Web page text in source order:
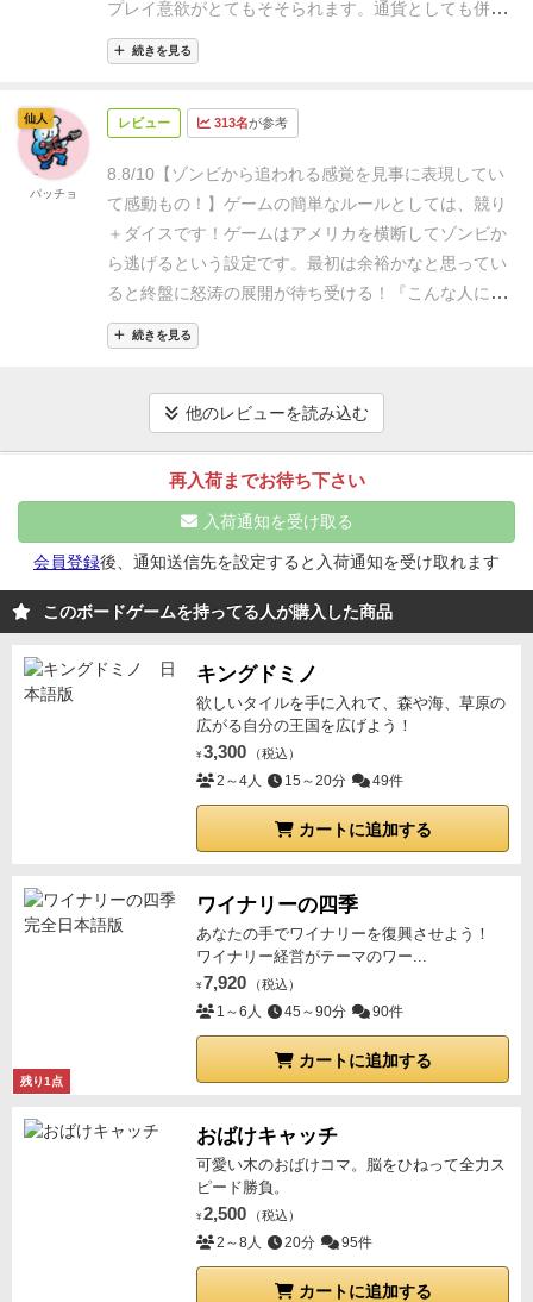
こと。プレイヤーは各チームのリーダーになる。生き
て西海岸にたどり着けたらカードのボーナスの点数を
合計して競う。その他にも他のプレイヤーよりも資源
ーナスがある。ゲームの流れ
ェイズ 8ラウンド終了でゲーム終了遊び方計画フェイズ
（進路を作る）
1番の手番順タイルを持っているプレイ
ヤーがカードを用意する 選ぶのではなく上から取った
カードをランダムに置く点に注意山札の上から8枚
（※1〜3人プレイは6枚）カードを引く→それぞれ2枚
のカードを表向きに4つ（※1〜3人プレイは3つ）の進
（※2人プレイの場合はさらに3つめの進路に+2汚
染エリアトークン（鍵の形）を置く。この進路を選ん
だプレイヤーは遭遇フェイズの手番開始時に資源を任
意の組み合わせで2つ捨てる ） 競売フェイズ（進路を
選ぶ順番を決める）競売ボードと入札マーカーを使っ
て手番順タイルの順番で競りをする資源をお金として
使い多く支払った（実際はストックに戻す）人から進
路を選べる 自分の番が来たら自分の入札マーカーを高
いスペースに移動するかパスをする一度パスをしても
また自分の手番が来たらまた競りに参加することがで
1つのスペースに置ける入札マーカーは1つだけ
より高いスペースはない全プレイヤーが連続してパス
続ける終わったら入札値に等しい数の資源
（弾薬、燃料、アドレナリンのどれか）を
支払う支払えない場合はそもそも入札ができ
入札しなかったプレイヤーが複数人いる場合は全
位をあてがう競売フェイズ終了後入札マーカーを0に戻
す 遭遇フェイズ（いざゾンビ）選んだ進路のイベント
を処理しながらゾンビと戦う競売フェイズで決めた順
番に進路を選び左から順に解決していく
ベント→戦闘の順に処理していくゴミ漁り（あるもの
カードの左上に書かれている資源を
イベント
カードに書かれている文章を読み上げる
い字で書かれているのは戦闘で適用される特別ルール
イベントでダイスといったら黒いダイスのこと
ダイスアイコンの指示があったらアドレナリンのマー
戦闘右下の手の中の数字のゾンビ駒を手元に
遠距離射撃 （しなくてもいい）
ダイスロールとして）1度だけ遠距離射撃ができる支払
くのですが，ストーリー性があるのでまだなにも知ら
ない初回がいちばんわくわくします。
業になってくるかも。ラウンドが進むに連れてカード
の絵柄で西海岸に近づいているのがわかったり，ゾン
ビ映画あるあるなイベントが起こって楽しかったり，
テーマ性がとてもたのしい作品だなと思いました。
プレイ意欲がとてもそそられます。 通貨としても併用
される資源トークンがビンの蓋というのも、一時期や
りこんだ某世紀末サバイバルゲームを彷彿とさせま
作成される、2枚のカードで表されたルートを各プレ
イベント解決、ゾンビとの対決(資源を落として逃げて
もOK)を繰り返し、最終的に生き残れば、前述カード
に記されている勝利点の合計が多いプレイヤーが勝ち
という、わかりやすいシステムです。基本的には先へ
進むほど資源は少なく、ゾンビは大量に出現するの
で、資源は後半に向けてためておきたいですが、それ
資源をためても、ダイスロールによっては資源と生存
者をごっそり持っていかれます。資源豊富な対戦相手
が一気に窮地に立たせれるのはなかなか気持ちいいと
思います。(思います、というのも、私がその立場に立
った経験しかない・・・泣) ルートを表すカードには、
旅の写真とコメント等が添えられており、ゲーム後、
自分の通ったルートを見返してみると、なんとも味わ
い深いストーリーが展開されていたことに気づかされ
ます。「彼女は僕のことを"ごちそう"と言っ
た」・・・
続きを見る
レビュー 313名が参考
8.8/10【ゾンビから追われる感覚を見事に表現してい
て感動もの！】 ゲームの簡単なルールとしては、競り
＋ダイスです！ ゲームはアメリカを横断してゾンビか
ら逃げるという設定です。最初は余裕かなと思ってい
ると終盤に怒涛の展開が待ち受ける！
『こんな人にオ
ススメ』●ゾンビが好き。好きじゃなくてもハラハラ
した展開を体験してみたい！
ム で遊んでみたい！コンポーネント
設定で、その手作り感というかアンティーク感の作り
込みが半端ない！そしてボードゲーム好きにはたまら
ない仕掛けも......！実際に自分の目で確認してみてく
ださい！)運 ★★★ (サイ
コロだからと言って運ゲーなわけではない。でもまぁ
サイコロの出目で一気にゲームオーバーの可能性は大
★★★★ (最初はおだやかにわいわい。後半は
ゾンビの恐怖にわちゃわちゃ）その逃げるルートを選
ぶ(ルートによって得られるポイントや倒さなければい
けない敵の数が違う)のはセリで、しかもセリで使うチ
アしやすい道を選ぶか、セリはそこそこに敵と戦う時
にチップを使うのか...などいろいろと悩ましい要素
と、いざルートが決まってしまえばサイコロに運を託
すというハイテンションゲームでもあります。この2
つがいい感じに組み合わさっていてとても面白いゲー
ムでした！なかなか最後までクリアできるかできない
かギリギリだったりするので本当にゾンビから逃げて
いるような感覚になります！！ゾンビが極度に嫌いじ
ゃなければ自分としてはやってみて欲しいなと思いま
続きを見る
仙人
パッチョ
他のレビューを読み込む
再入荷までお待ち下さい
入荷通知を受け取る
会員登録後、通知送信先を設定すると入荷通知を受け取れます
このボードゲームを持ってる人が購入した商品
キングドミノ
欲しいタイルを手に入れて、森や海、草原の
広がる自分の王国を広げよう！
¥ 3,300 （税込）
2～4人 15～20分 49件
カートに追加する
残り1点
ワイナリーの四季
あなたの手でワイナリーを復興させよう！
ワイナリー経営がテーマのワー...
¥ 7,920 （税込）
1～6人 45～90分 90件
カートに追加する
おばけキャッチ
可愛い木のおばけコマ。脳をひねって全力ス
ピード勝負。
¥ 2,500 （税込）
2～8人 20分 95件
カートに追加する